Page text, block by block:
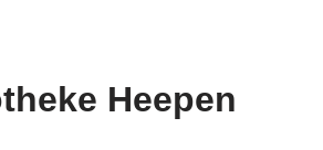
Heepen